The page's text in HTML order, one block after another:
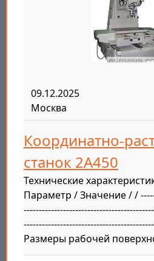
09.12.2025
Москва
Координатно-
станок 2А450
Технические
Параметр / Значение / /
Размеры рабочей